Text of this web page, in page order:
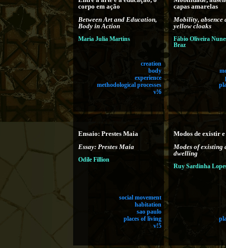
corpo em ação
Between Art and Education,
Body in Action
Maria Julia Martins
creation
body
experience
methodological processes
v!6
capas amarelas
Mobility, absence
yellow cloaks
Fábio Oliveira
Braz
Ensaio: Prestes Maia
Essay: Prestes Maia
Odile Fillion
social movement
habitation
sao paulo
places of living
v!5
Modos de existir
Modes of existing
dwelling
Ruy Sardinha